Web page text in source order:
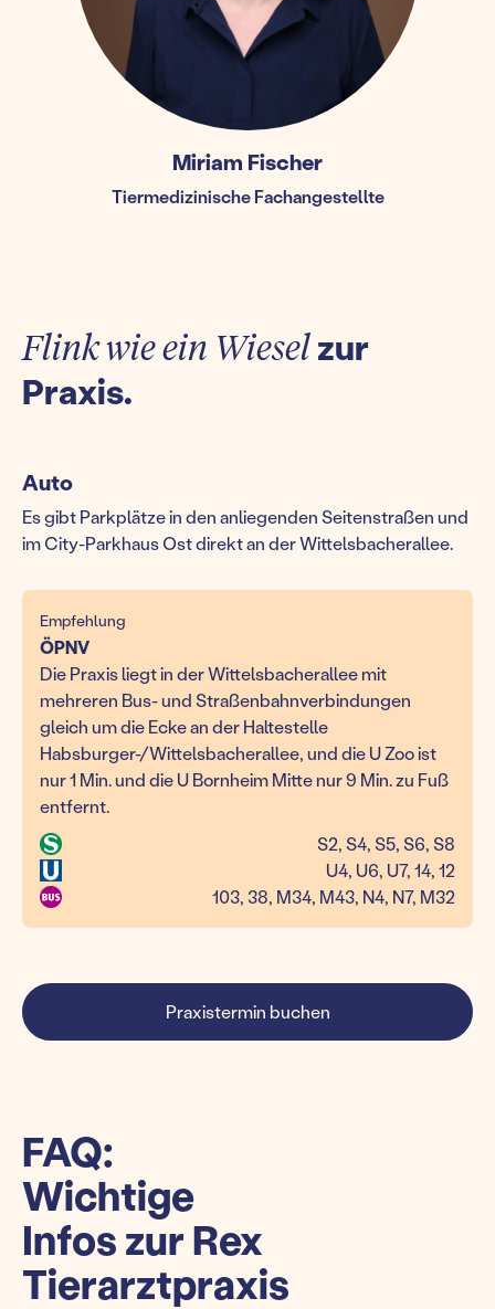
Miriam Fischer
Tiermedizinische Fachangestellte
Flink wie ein Wieselzur
Praxis.
Empfehlung
ÖPNV
Die Praxis liegt in der Wittelsbacherallee mit
mehreren Bus- und Straßenbahnverbindungen
gleich um die Ecke an der Haltestelle
Habsburger-/Wittelsbacherallee, und die U Zoo ist
nur 1 Min. und die U Bornheim Mitte nur 9 Min. zu Fuß
entfernt.
S2, S4, S5, S6, S8
U4, U6, U7, 14, 12
103, 38, M34, M43, N4, N7, M32
Auto
Es gibt Parkplätze in den anliegenden Seitenstraßen und
im City-Parkhaus Ost direkt an der Wittelsbacherallee.
Praxistermin buchen
FAQ:
Wichtige
Infos zur Rex
Tierarztpraxis